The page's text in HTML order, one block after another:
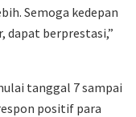
Semoga kedepan
berprestasi,”
tanggal 7 sampai
positif para